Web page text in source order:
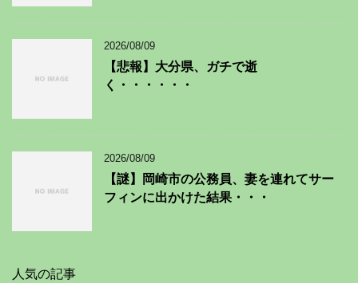
2026/08/09
【悲報】大分県、ガチで逝
く・・・・・・
2026/08/09
【謎】岡崎市の公務員、妻を連れてサー
フィンに出かけた結果・・・
人気の記事